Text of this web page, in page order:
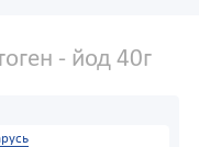
- йод 40г